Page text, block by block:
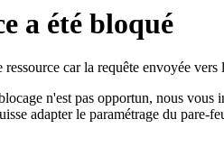
a été bloqué
car la requête envoyée vers
n'est pas opportun, nous vous
adapter le paramétrage du pare-